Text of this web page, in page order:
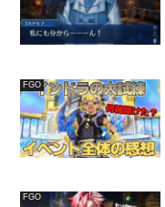
FGO
FGO